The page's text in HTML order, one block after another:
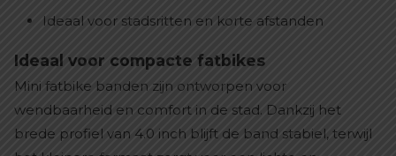
Ideaal voor stadsritten en korte afstanden
Ideaal voor compacte fatbikes
Mini fatbike banden zijn ontworpen voor
wendbaarheid en comfort in de stad. Dankzij het
brede profiel van 4.0 inch blijft de band stabiel, terwijl